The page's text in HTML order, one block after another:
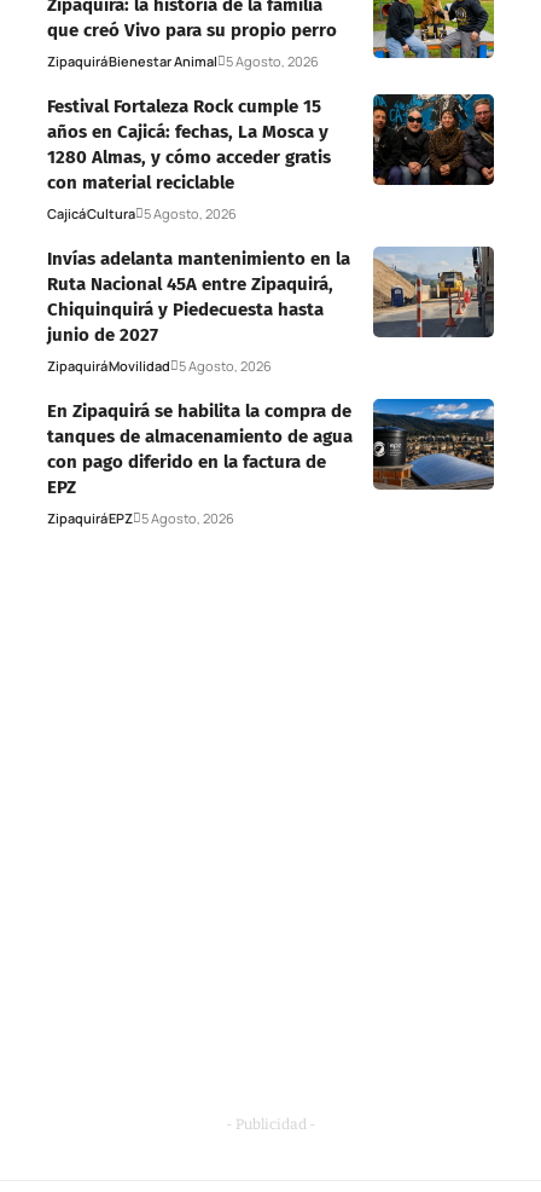
Zipaquirá: la historia de la familia
que creó Vivo para su propio perro
ZipaquiráBienestar Animal 5 Agosto, 2026
Festival Fortaleza Rock cumple 15
años en Cajicá: fechas, La Mosca y
1280 Almas, y cómo acceder gratis
con material reciclable
CajicáCultura 5 Agosto, 2026
Invías adelanta mantenimiento en la
Ruta Nacional 45A entre Zipaquirá,
Chiquinquirá y Piedecuesta hasta
junio de 2027
ZipaquiráMovilidad 5 Agosto, 2026
En Zipaquirá se habilita la compra de
tanques de almacenamiento de agua
con pago diferido en la factura de
EPZ
ZipaquiráEPZ 5 Agosto, 2026
- Publicidad -